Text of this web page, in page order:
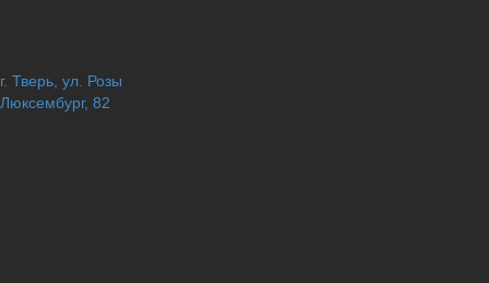
г. Тверь, ул. Розы
Люксембург, 82